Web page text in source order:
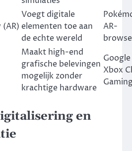
Voegt digitale
elementen toe aan
de echte wereld
AR-
Maakt high-end
grafische belevingen
mogelijk zonder
krachtige hardware
Xbox
en